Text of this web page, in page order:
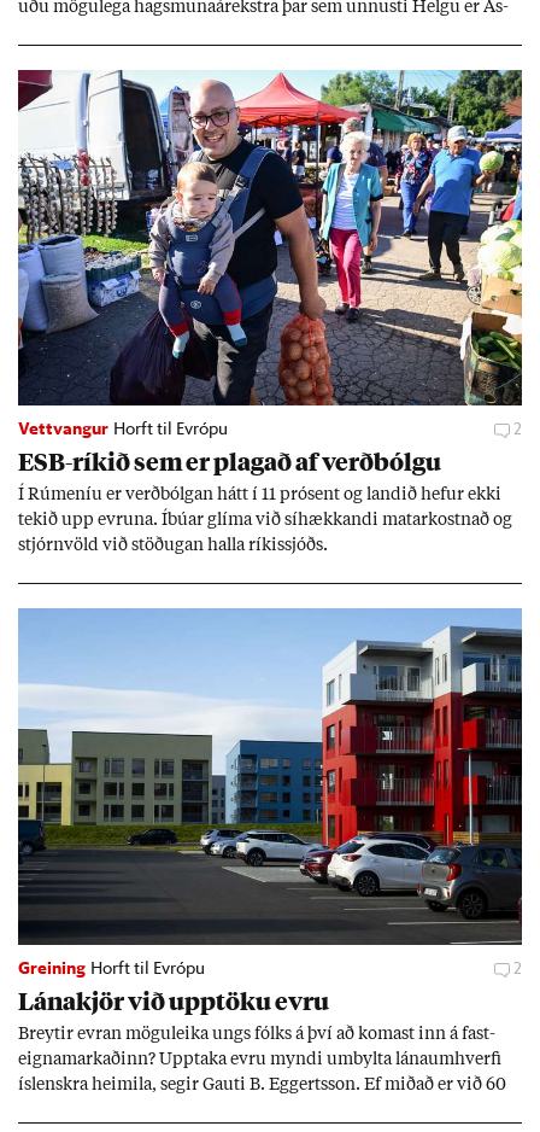
uðu mögu­lega hags­muna­árekstra þar sem unnusti Helgu er Ás­
Vettvangur Horft til Evrópu 2
ESB-rík­ið sem er plag­að af verð­bólgu
Í Rúm­en­íu er verð­bólg­an hátt í 11 pró­sent og land­ið hef­ur ekki
tek­ið upp evr­una. Íbú­ar glíma við sí­hækk­andi mat­ar­kostn­að og
stjórn­völd við stöð­ug­an halla rík­is­sjóðs.
Greining Horft til Evrópu 2
Lána­kjör við upp­töku evru
Breyt­ir evr­an mögu­leika ungs fólks á því að kom­ast inn á fast­
eigna­mark­að­inn? Upp­taka evru myndi um­bylta lánaum­hverfi
ís­lenskra heim­ila, seg­ir Gauti B. Eggerts­son. Ef mið­að er við 60